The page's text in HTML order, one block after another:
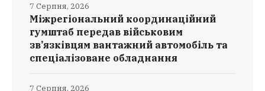
Міжрегіональний координаційний
гумштаб передав військовим
зв’язківцям вантажний автомобіль та
спеціалізоване обладнання
7 Серпня, 2026
7 Серпня, 2026